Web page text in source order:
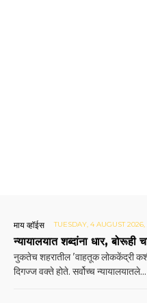
माय व्हॉईस TUESDAY, 4 AUGUST 2026,
न्यायालयात शब्दांना धार,
नुकतेच शहरातील 'वाहतूक लोककेंद्री
दिगज्ज वक्ते होते. सर्वोच्च न्यायालयातले...